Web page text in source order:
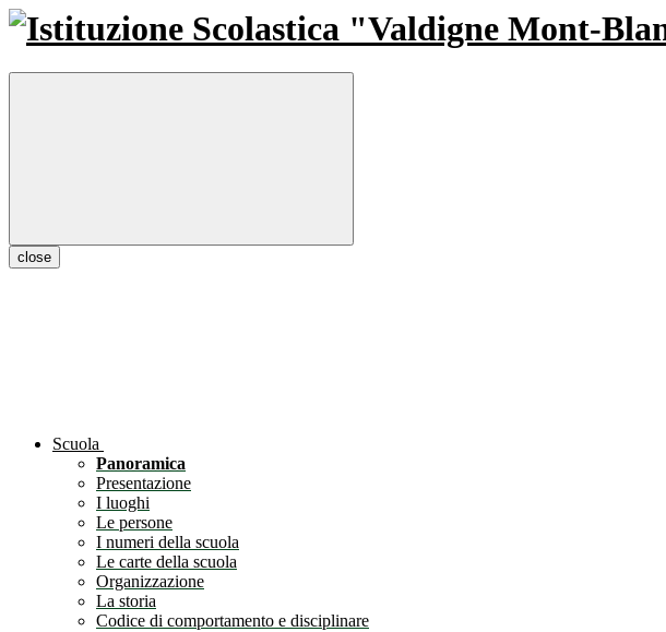
close
Scuola
Panoramica
Presentazione
I luoghi
Le persone
I numeri della scuola
Le carte della scuola
Organizzazione
La storia
Codice di comportamento e disciplinare